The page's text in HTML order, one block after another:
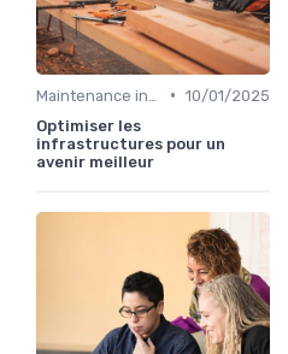
• 10/01/2025
Optimiser les
infrastructures pour un
avenir meilleur